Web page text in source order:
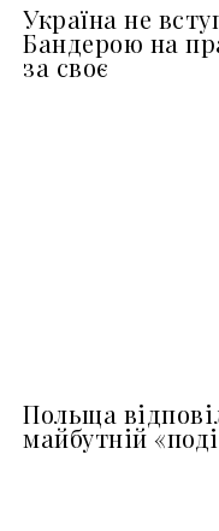
Україна не
Бандерою на
за своє
Польща
майбутній